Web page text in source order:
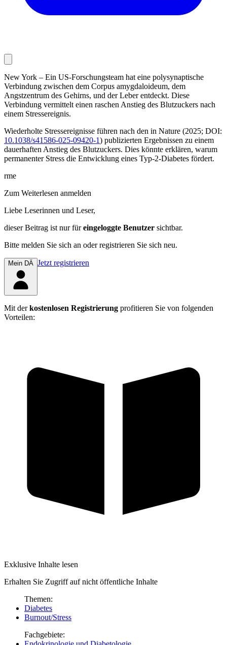
New York – Ein US-Forschungsteam hat eine polysynaptische
Verbindung zwischen dem Corpus amygdaloideum, dem
Angstzentrum des Gehirns, und der Leber entdeckt. Diese
Verbindung vermittelt einen raschen Anstieg des Blutzuckers nach
einem Stressereignis.
Wiederholte Stressereignisse führen nach den in Nature (2025; DOI:
10.1038/s41586-025-09420-1) publizierten Ergebnissen zu einem
dauerhaften Anstieg des Blutzuckers. Dies könnte erklären, warum
permanenter Stress die Entwicklung eines Typ-2-Diabetes fördert.
rme
Zum Weiterlesen anmelden
Liebe Leserinnen und Leser,
dieser Beitrag ist nur füreingeloggte Benutzer sichtbar.
Bitte melden Sie sich an oder registrieren Sie sich neu.
Mein DÄ Jetzt registrieren
Mit derkostenlosen Registrierung profitieren Sie von folgenden
Vorteilen:
Exklusive Inhalte lesen
Erhalten Sie Zugriff auf nicht öffentliche Inhalte
Themen:
Diabetes
Burnout/Stress
Fachgebiete: